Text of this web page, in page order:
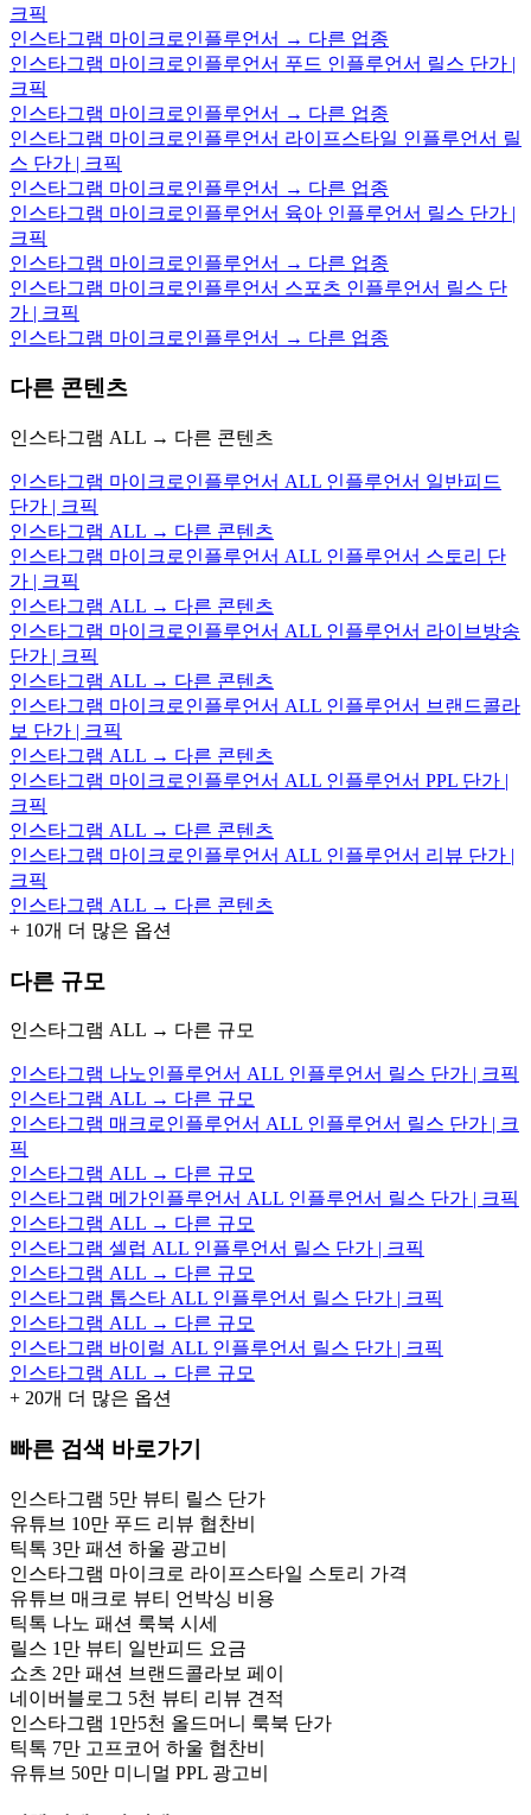
크픽
인스타그램 마이크로인플루언서 → 다른 업종
인스타그램 마이크로인플루언서 푸드 인플루언서 릴스 단가 |
크픽
인스타그램 마이크로인플루언서 → 다른 업종
인스타그램 마이크로인플루언서 라이프스타일 인플루언서 릴
스 단가 | 크픽
인스타그램 마이크로인플루언서 → 다른 업종
인스타그램 마이크로인플루언서 육아 인플루언서 릴스 단가 |
크픽
인스타그램 마이크로인플루언서 → 다른 업종
인스타그램 마이크로인플루언서 스포츠 인플루언서 릴스 단
가 | 크픽
인스타그램 마이크로인플루언서 → 다른 업종
다른 콘텐츠
인스타그램 ALL → 다른 콘텐츠
인스타그램 마이크로인플루언서 ALL 인플루언서 일반피드
단가 | 크픽
인스타그램 ALL → 다른 콘텐츠
인스타그램 마이크로인플루언서 ALL 인플루언서 스토리 단
가 | 크픽
인스타그램 ALL → 다른 콘텐츠
인스타그램 마이크로인플루언서 ALL 인플루언서 라이브방송
단가 | 크픽
인스타그램 ALL → 다른 콘텐츠
인스타그램 마이크로인플루언서 ALL 인플루언서 브랜드콜라
보 단가 | 크픽
인스타그램 ALL → 다른 콘텐츠
인스타그램 마이크로인플루언서 ALL 인플루언서 PPL 단가 |
크픽
인스타그램 ALL → 다른 콘텐츠
인스타그램 마이크로인플루언서 ALL 인플루언서 리뷰 단가 |
크픽
인스타그램 ALL → 다른 콘텐츠
+ 10개 더 많은 옵션
다른 규모
인스타그램 ALL → 다른 규모
인스타그램 나노인플루언서 ALL 인플루언서 릴스 단가 | 크픽
인스타그램 ALL → 다른 규모
인스타그램 매크로인플루언서 ALL 인플루언서 릴스 단가 | 크
픽
인스타그램 ALL → 다른 규모
인스타그램 메가인플루언서 ALL 인플루언서 릴스 단가 | 크픽
인스타그램 ALL → 다른 규모
인스타그램 셀럽 ALL 인플루언서 릴스 단가 | 크픽
인스타그램 ALL → 다른 규모
인스타그램 톱스타 ALL 인플루언서 릴스 단가 | 크픽
인스타그램 ALL → 다른 규모
인스타그램 바이럴 ALL 인플루언서 릴스 단가 | 크픽
인스타그램 ALL → 다른 규모
+ 20개 더 많은 옵션
빠른 검색 바로가기
인스타그램 5만 뷰티 릴스 단가
유튜브 10만 푸드 리뷰 협찬비
틱톡 3만 패션 하울 광고비
인스타그램 마이크로 라이프스타일 스토리 가격
유튜브 매크로 뷰티 언박싱 비용
틱톡 나노 패션 룩북 시세
릴스 1만 뷰티 일반피드 요금
쇼츠 2만 패션 브랜드콜라보 페이
네이버블로그 5천 뷰티 리뷰 견적
인스타그램 1만5천 올드머니 룩북 단가
틱톡 7만 고프코어 하울 협찬비
유튜브 50만 미니멀 PPL 광고비